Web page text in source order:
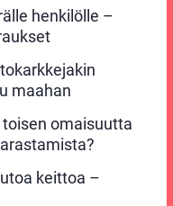
henkilölle –
maahan
omaisuutta
keittoa –